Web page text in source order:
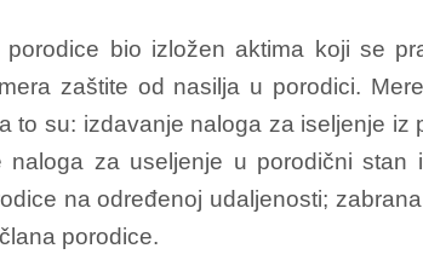
bio izložen aktima koji se
zaštite od nasilja u porodici.
su: izdavanje naloga za iseljenje iz
za useljenje u porodični
na određenoj udaljenosti;
porodice.